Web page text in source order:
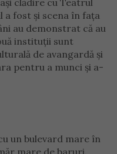
clădire cu Teatrul
a fost și scena în fața
au demonstrat că au
instituții sunt
de avangardă și
pentru a munci și a-
un bulevard mare în